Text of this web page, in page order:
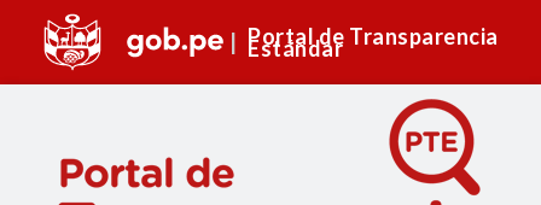
Portal de Transparencia
Estándar